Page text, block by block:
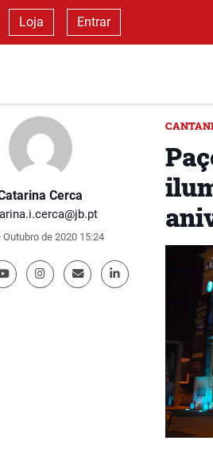
Loja Entrar
Cerca
Outubro de 2020 15:24